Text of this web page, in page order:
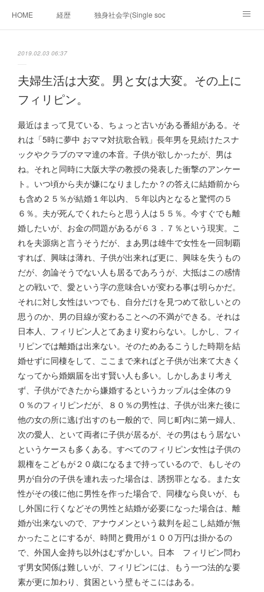
HOME 経歴 独身社会学(Single sociology)と高齢化社会学
移動出来て、工場で作る建物。
「心神の夢想２０２０」 フィリピンマンションは買うべきでは無い理由は全
海外生活の掟
フィリピンの問題点 フィリピンの歴史
フィリピン経済談義 ファッションを考える 漫画
未来２１００研究所他のアイデアマニラ男の手料理 総集編
https://globalclub.amebaownd.com/
2019.02.03 06:37
夫婦生活は大変。男と女は大変。その上に
フィリピン。
最近はまって見ている、ちょっと古いがある番組がある。そ
れは「5時に夢中 おママ対抗歌合戦」長年男を見続けたスナ
ックやクラブのママ達の本音。子供が欲しかったが、男は
ね。それと同時に大阪大学の教授の発表した衝撃のアンケー
ト。いつ頃から夫が嫌になりましたか？の答えに結婚前から
も含め２５％が結婚１年以内、５年以内となると驚愕の５
６％。夫が死んでくれたらと思う人は５５％。今すぐでも離
婚したいが、お金の問題があるが６３．７％という現実。こ
れを夫源病と言うそうだが、まあ男は雄牛で女性を一回制覇
すれば、興味は薄れ、子供が出来れば更に、興味を失うもの
だが、勿論そうでない人も居るであろうが、大抵はこの感情
との戦いで、愛という字の意味合いが変わる事は明らかだ。
それに対し女性はいつでも、自分だけを見つめて欲しいとの
思うのか、男の目線が変わることへの不満ができる。それは
日本人、フィリピン人とてあまり変わらない。しかし、フィ
リピンでは離婚は出来ない。そのためあるこうした時期を結
婚せずに同棲をして、ここまで来ればと子供が出来て大きく
なってから婚姻届を出す賢い人も多い。しかしあまり考え
ず、子供ができたから嫌婚するというカップルは全体の９
０％のフィリピンだが、８０％の男性は、子供が出来た後に
他の女の所に逃げ出すのも一般的で、同じ町内に第一婦人、
次の愛人、といて両者に子供が居るが、その男はもう居ない
というケースも多くある。すべてのフィリピン女性は子供の
親権をこどもが２０歳になるまで持っているので、もしその
男が自分の子供を連れ去った場合は、誘拐罪となる。また女
性がその後に他に男性を作った場合で、同棲なら良いが、も
し外国に行くなどその男性と結婚が必要になった場合は、離
婚が出来ないので、アナウメンという裁判を起こし結婚が無
かったことにするが、時間と費用が１００万円は掛かるの
で、外国人金持ち以外はむずかしい。日本 フィリピン問わ
ず男女関係は難しいが、フィリピンには、もう一つ法的な要
素が更に加わり、貧困という壁もそこにはある。